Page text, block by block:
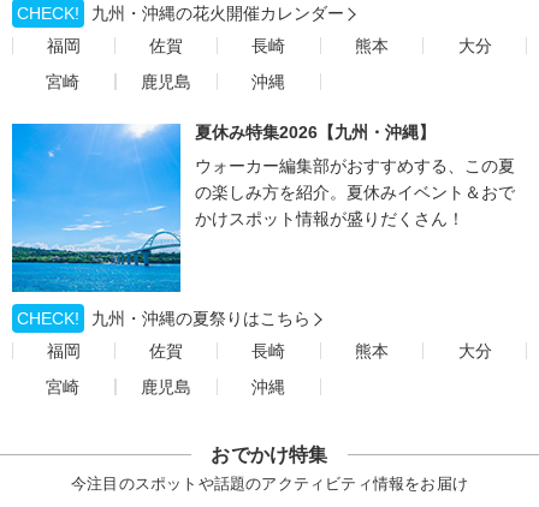
CHECK!
九州・沖縄の花火開催カレンダー
福岡
佐賀 長崎 熊本
大分
宮崎
鹿児島 沖縄
夏休み特集2026【九州・沖縄】
ウォーカー編集部がおすすめする、この夏
の楽しみ方を紹介。夏休みイベント＆おで
かけスポット情報が盛りだくさん！
CHECK!
九州・沖縄の夏祭りはこちら
福岡
佐賀 長崎 熊本
大分
宮崎
鹿児島 沖縄
おでかけ特集
今注目のスポットや話題のアクティビティ情報をお届け